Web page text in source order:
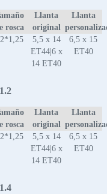
rosca
Llanta
original
Llanta
5,5 x 14
ET44|6 x
14 ET40
6,5 x 15
ET40
rosca
Llanta
original
Llanta
5,5 x 14
ET44|6 x
14 ET40
6,5 x 15
ET40